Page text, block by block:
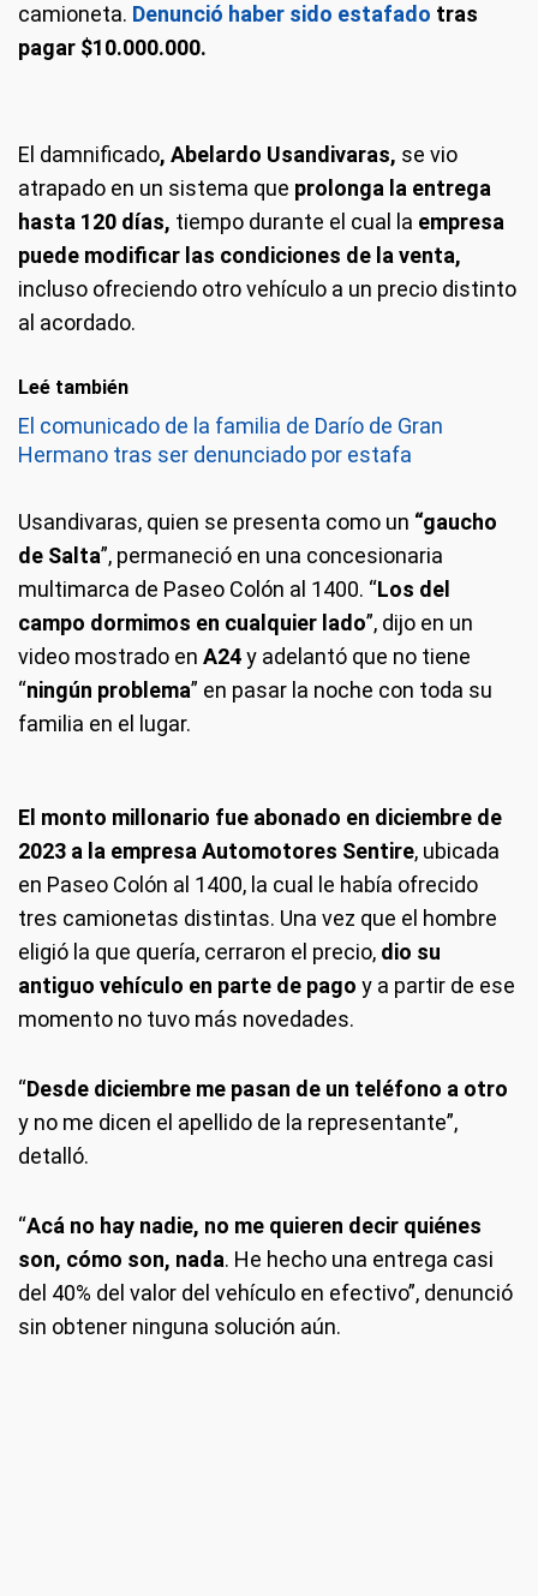
camioneta. Denunció haber sido estafado tras
pagar $10.000.000.
El damnificado, Abelardo Usandivaras, se vio
atrapado en un sistema que prolonga la entrega
hasta 120 días, tiempo durante el cual la empresa
puede modificar las condiciones de la venta,
incluso ofreciendo otro vehículo a un precio distinto
al acordado.
Leé también
El comunicado de la familia de Darío de Gran
Hermano tras ser denunciado por estafa
Usandivaras, quien se presenta como un “gaucho
de Salta”, permaneció en una concesionaria
multimarca de Paseo Colón al 1400. “Los del
campo dormimos en cualquier lado”, dijo en un
video mostrado en A24y adelantó que no tiene
“ningún problema” en pasar la noche con toda su
familia en el lugar.
El monto millonario fue abonado en diciembre de
2023 a la empresa Automotores Sentire, ubicada
en Paseo Colón al 1400, la cual le había ofrecido
tres camionetas distintas. Una vez que el hombre
eligió la que quería, cerraron el precio, dio su
antiguo vehículo en parte de pago y a partir de ese
momento no tuvo más novedades.
“Desde diciembre me pasan de un teléfono a otro
y no me dicen el apellido de la representante”,
detalló.
“Acá no hay nadie, no me quieren decir quiénes
son, cómo son, nada. He hecho una entrega casi
del 40% del valor del vehículo en efectivo”, denunció
sin obtener ninguna solución aún.